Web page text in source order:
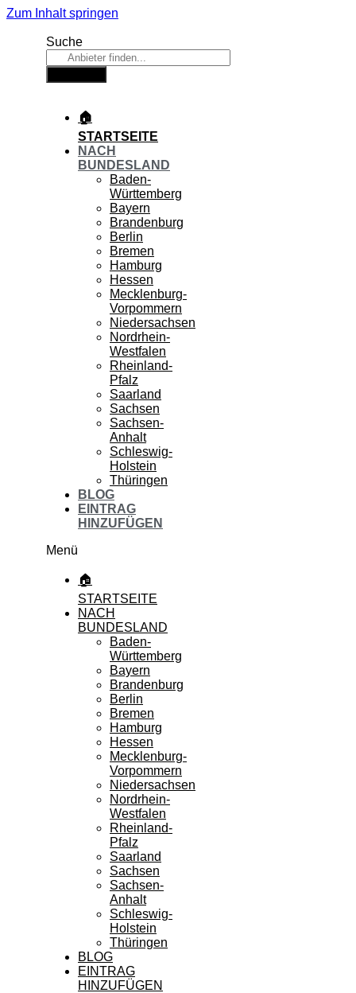
Zum Inhalt springen
Suche
🏠
STARTSEITE
NACH
BUNDESLAND
Baden-
Württemberg
Bayern
Brandenburg
Berlin
Bremen
Hamburg
Hessen
Mecklenburg-
Vorpommern
Niedersachsen
Nordrhein-
Westfalen
Rheinland-
Pfalz
Saarland
Sachsen
Sachsen-
Anhalt
Schleswig-
Holstein
Thüringen
BLOG
EINTRAG
HINZUFÜGEN
Menü
🏠
STARTSEITE
NACH
BUNDESLAND
Baden-
Württemberg
Bayern
Brandenburg
Berlin
Bremen
Hamburg
Hessen
Mecklenburg-
Vorpommern
Niedersachsen
Nordrhein-
Westfalen
Rheinland-
Pfalz
Saarland
Sachsen
Sachsen-
Anhalt
Schleswig-
Holstein
Thüringen
BLOG
EINTRAG
HINZUFÜGEN